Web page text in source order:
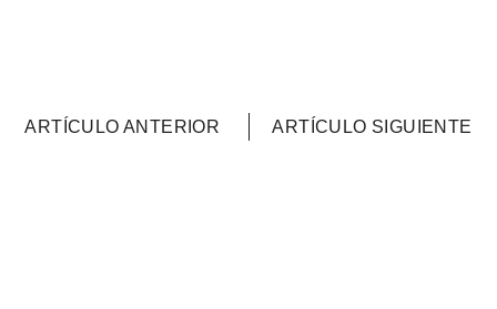
ARTÍCULO ANTERIOR ARTÍCULO SIGUIENTE